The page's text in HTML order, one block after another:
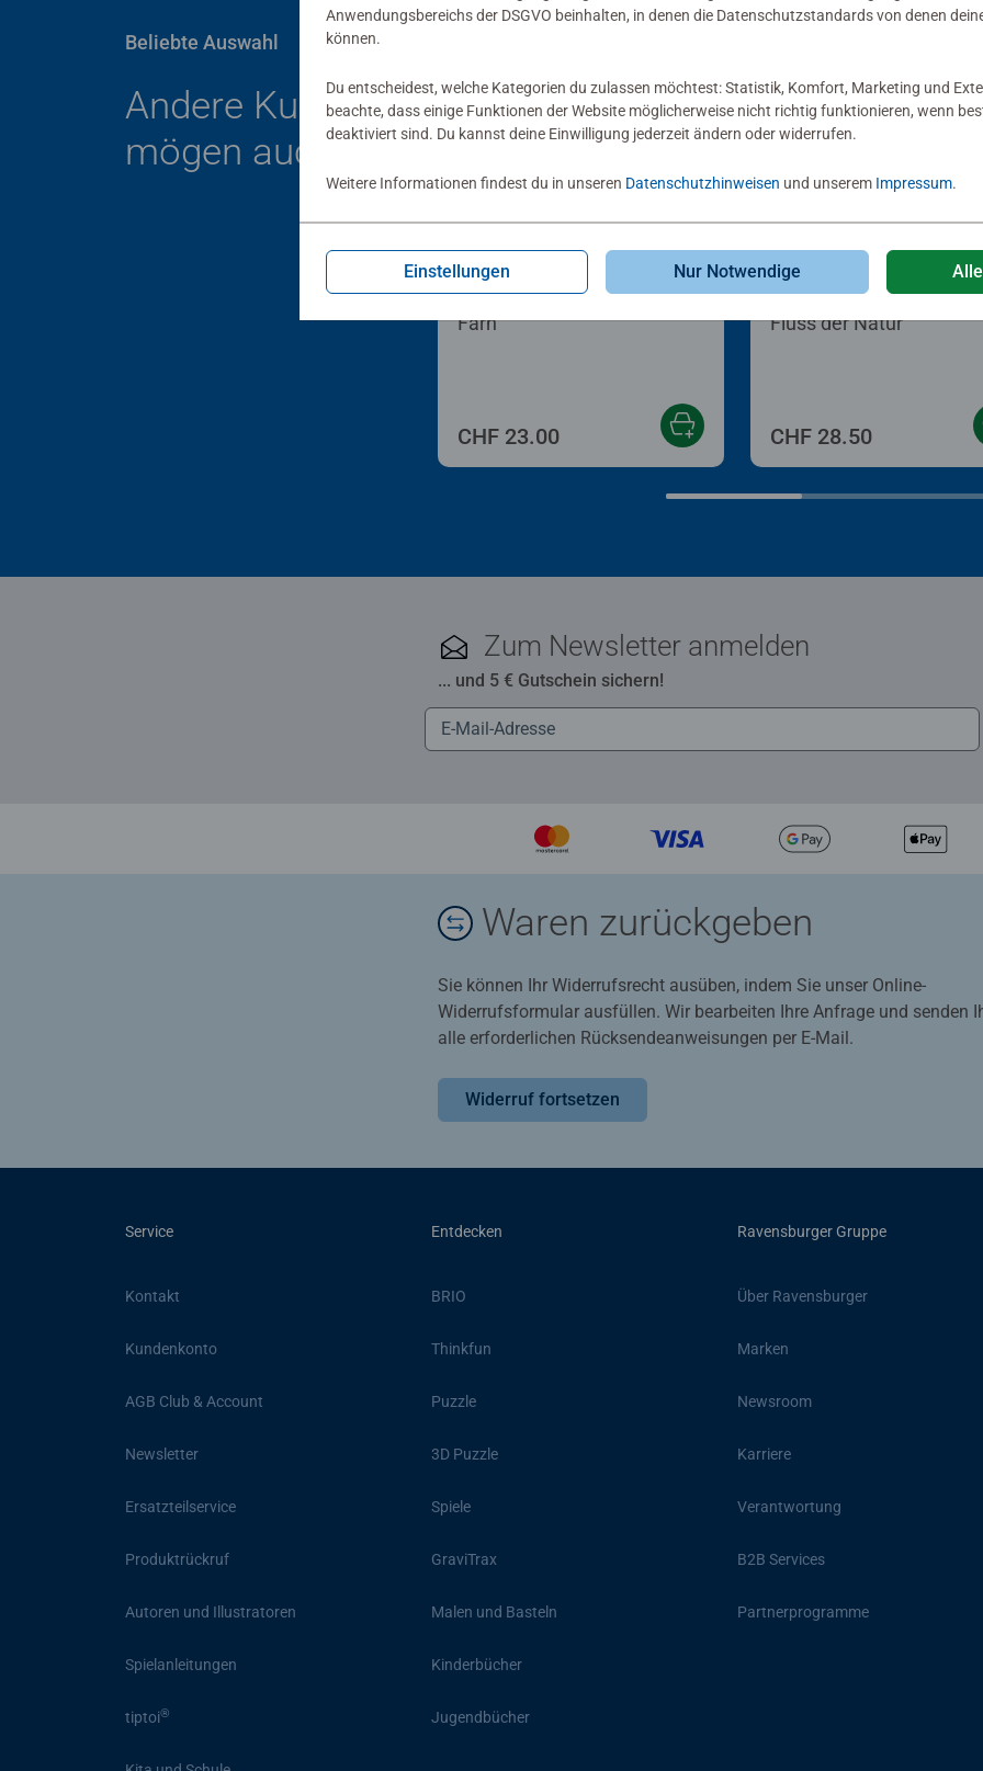
Beliebte Auswahl
Andere Kunden
mögen auch
Farn
Malen nach Zahlen Erwachsene
CHF 23.00
Fluss der Natur
Malen nach Zahlen
CHF 28.50
Zum Newsletter anmelden
... und 5 € Gutschein sichern!
Waren zurückgeben
Sie können Ihr Widerrufsrecht ausüben, indem Sie unser Online-
Widerrufsformular ausfüllen. Wir bearbeiten Ihre Anfrage und senden
alle erforderlichen Rücksendeanweisungen per E-Mail.
Widerruf fortsetzen
Service
Kontakt
Kundenkonto
AGB Club & Account
Newsletter
Ersatzteilservice
Produktrückruf
Autoren und Illustratoren
Spielanleitungen
tiptoi®
Entdecken
BRIO
Thinkfun
Puzzle
3D Puzzle
Spiele
GraviTrax
Malen und Basteln
Kinderbücher
Jugendbücher
Ravensburger Gruppe
Über Ravensburger
Marken
Newsroom
Karriere
Verantwortung
B2B Services
Partnerprogramme
Anwendungsbereichs der DSGVO beinhalten, in denen die Datenschutzstandards von denen
können.
Du entscheidest, welche Kategorien du zulassen möchtest: Statistik, Komfort, Marketing und
beachte, dass einige Funktionen der Website möglicherweise nicht richtig funktionieren, wenn
deaktiviert sind. Du kannst deine Einwilligung jederzeit ändern oder widerrufen.
Weitere Informationen findest du in unseren Datenschutzhinweisen und unserem Impressum.
Einstellungen Nur Notwendige